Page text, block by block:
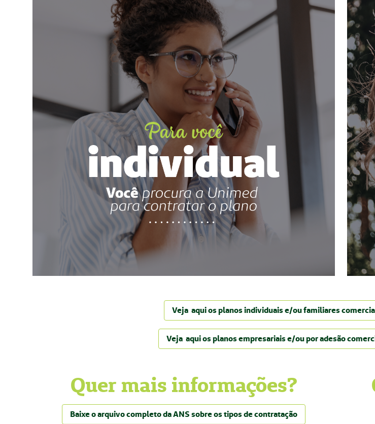
Veja aqui os planos individuais e/ou familiares
Veja aqui os planos empresariais e/ou por adesão
Quer mais informações?
Baixe o arquivo completo da ANS sobre os tipos de contratação